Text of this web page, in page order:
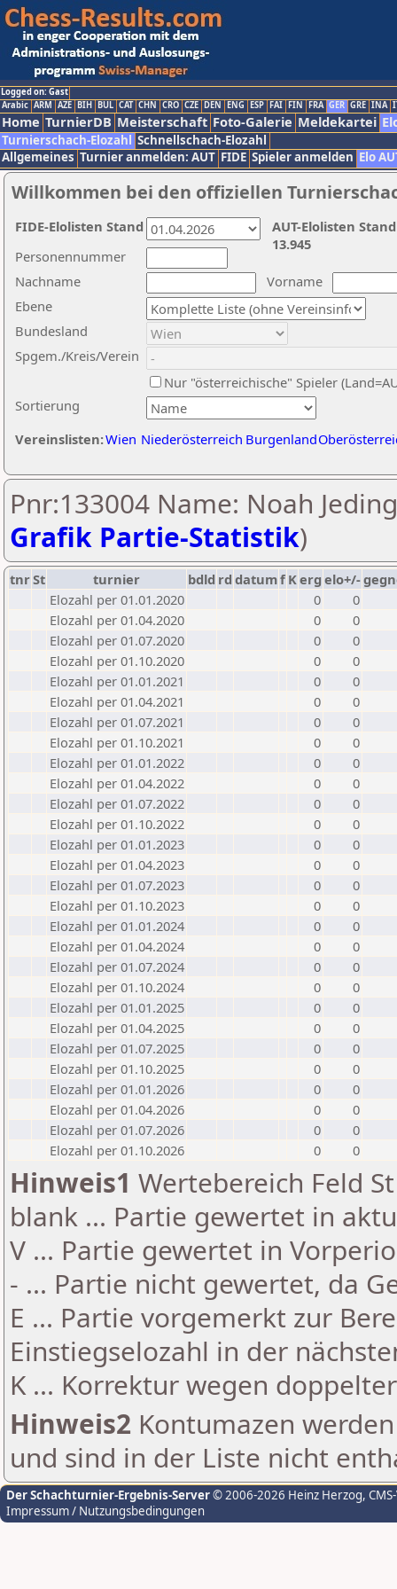
Logged on: Gast
Arabic ARM AZE BIH BUL CAT CHN CRO CZE DEN ENG ESP FAI FIN FRA GER GRE INA
Home TurnierDB Meisterschaft Foto-Galerie Meldekartei
Turnierschach-Elozahl Schnellschach-Elozahl
Allgemeines Turnier anmelden: AUT FIDE Spieler anmelden Elo
Willkommen bei den offiziellen
Nachname
Vorname
Ebene
Sortierung
Personennummer
Bundesland
Spgem./Kreis/Verein
Nur "österreichische" Spieler
Vereinslisten:Wien Niederösterreich Burgenland
AUT-Elolisten
13.945
FIDE-Elolisten Stand
Pnr:133004 Name: Noah
Grafik Partie-Statistik)
tnrSt turnier bdld rd datumf Kerg elo+/-
Elozahl per 01.01.2020
0
0
Elozahl per 01.04.2020
0
0
Elozahl per 01.07.2020
0
0
Elozahl per 01.10.2020
0
0
Elozahl per 01.01.2021
0
0
Elozahl per 01.04.2021
0
0
Elozahl per 01.07.2021
0
0
Elozahl per 01.10.2021
0
0
Elozahl per 01.01.2022
0
0
Elozahl per 01.04.2022
0
0
Elozahl per 01.07.2022
0
0
Elozahl per 01.10.2022
0
0
Elozahl per 01.01.2023
0
0
Elozahl per 01.04.2023
0
0
Elozahl per 01.07.2023
0
0
Elozahl per 01.10.2023
0
0
Elozahl per 01.01.2024
0
0
Elozahl per 01.04.2024
0
0
Elozahl per 01.07.2024
0
0
Elozahl per 01.10.2024
0
0
Elozahl per 01.01.2025
0
0
Elozahl per 01.04.2025
0
0
Elozahl per 01.07.2025
0
0
Elozahl per 01.10.2025
0
0
Elozahl per 01.01.2026
0
0
Elozahl per 01.04.2026
0
0
Elozahl per 01.07.2026
0
0
Elozahl per 01.10.2026
0 0
Hinweis1 Wertebereich Feld
blank ... Partie gewertet in
V ... Partie gewertet in
- ... Partie nicht gewertet, da
E ... Partie vorgemerkt zur
Einstiegselozahl in der
K ... Korrektur wegen
Hinweis2 Kontumazen
und sind in der Liste nicht
Der Schachturnier-Ergebnis-Server© 2006-2026 Heinz Herzog,
Impressum / Nutzungsbedingungen